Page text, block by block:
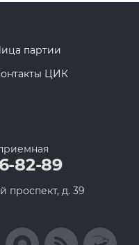
партии
ЦИК
82-89
проспект, д. 39